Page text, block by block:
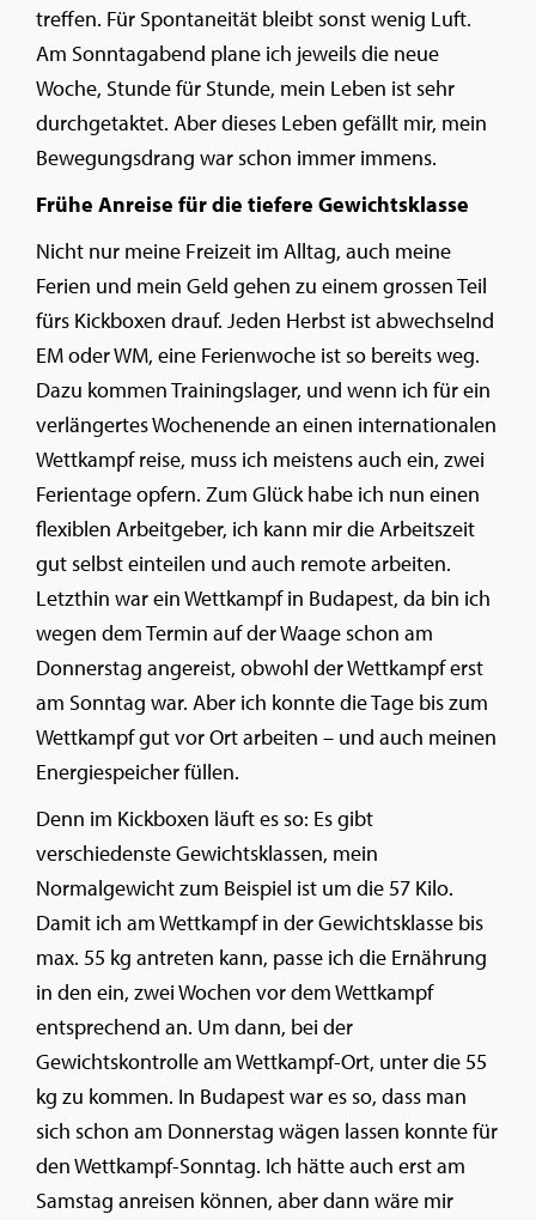
treffen. Für Spontaneität bleibt sonst wenig Luft.
Am Sonntagabend plane ich jeweils die neue
Woche, Stunde für Stunde, mein Leben ist sehr
durchgetaktet. Aber dieses Leben gefällt mir, mein
Bewegungsdrang war schon immer immens.
Frühe Anreise für die tiefere Gewichtsklasse
Nicht nur meine Freizeit im Alltag, auch meine
Ferien und mein Geld gehen zu einem grossen Teil
fürs Kickboxen drauf. Jeden Herbst ist abwechselnd
EM oder WM, eine Ferienwoche ist so bereits weg.
Dazu kommen Trainingslager, und wenn ich für ein
verlängertes Wochenende an einen internationalen
Wettkampf reise, muss ich meistens auch ein, zwei
Ferientage opfern. Zum Glück habe ich nun einen
flexiblen Arbeitgeber, ich kann mir die Arbeitszeit
gut selbst einteilen und auch remote arbeiten.
Letzthin war ein Wettkampf in Budapest, da bin ich
wegen dem Termin auf der Waage schon am
Donnerstag angereist, obwohl der Wettkampf erst
am Sonntag war. Aber ich konnte die Tage bis zum
Wettkampf gut vor Ort arbeiten – und auch meinen
Energiespeicher füllen.
Denn im Kickboxen läuft es so: Es gibt
verschiedenste Gewichtsklassen, mein
Normalgewicht zum Beispiel ist um die 57 Kilo.
Damit ich am Wettkampf in der Gewichtsklasse bis
max. 55 kg antreten kann, passe ich die Ernährung
in den ein, zwei Wochen vor dem Wettkampf
entsprechend an. Um dann, bei der
Gewichtskontrolle am Wettkampf-Ort, unter die 55
kg zu kommen. In Budapest war es so, dass man
sich schon am Donnerstag wägen lassen konnte für
den Wettkampf-Sonntag. Ich hätte auch erst am
Samstag anreisen können, aber dann wäre mir